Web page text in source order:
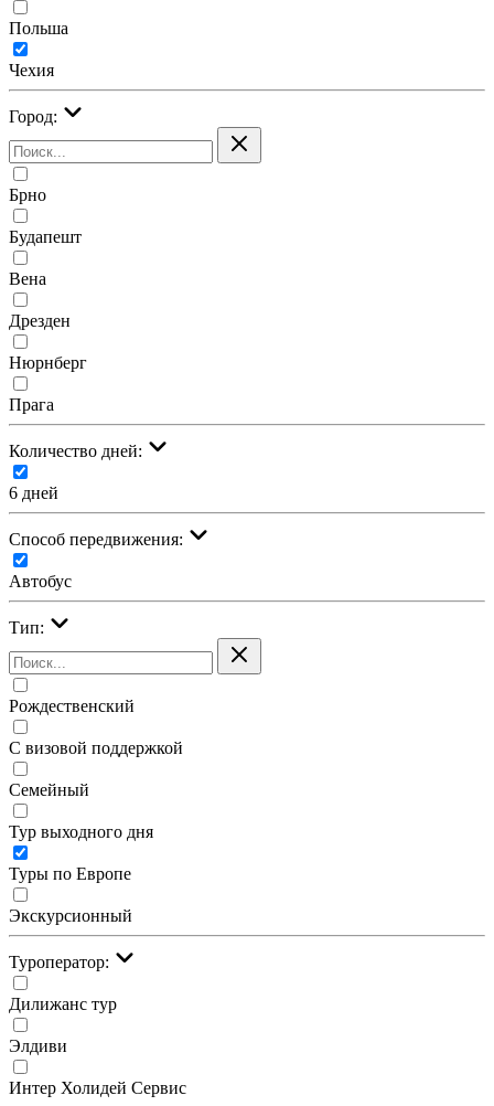
Польша
Чехия
Город:
Брно
Будапешт
Вена
Дрезден
Нюрнберг
Прага
Количество дней:
6 дней
Cпособ передвижения:
Автобус
Тип:
Рождественский
С визовой поддержкой
Семейный
Тур выходного дня
Туры по Европе
Экскурсионный
Туроператор:
Дилижанс тур
Элдиви
Интер Холидей Сервис